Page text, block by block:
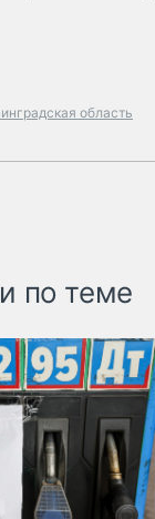
область
по теме